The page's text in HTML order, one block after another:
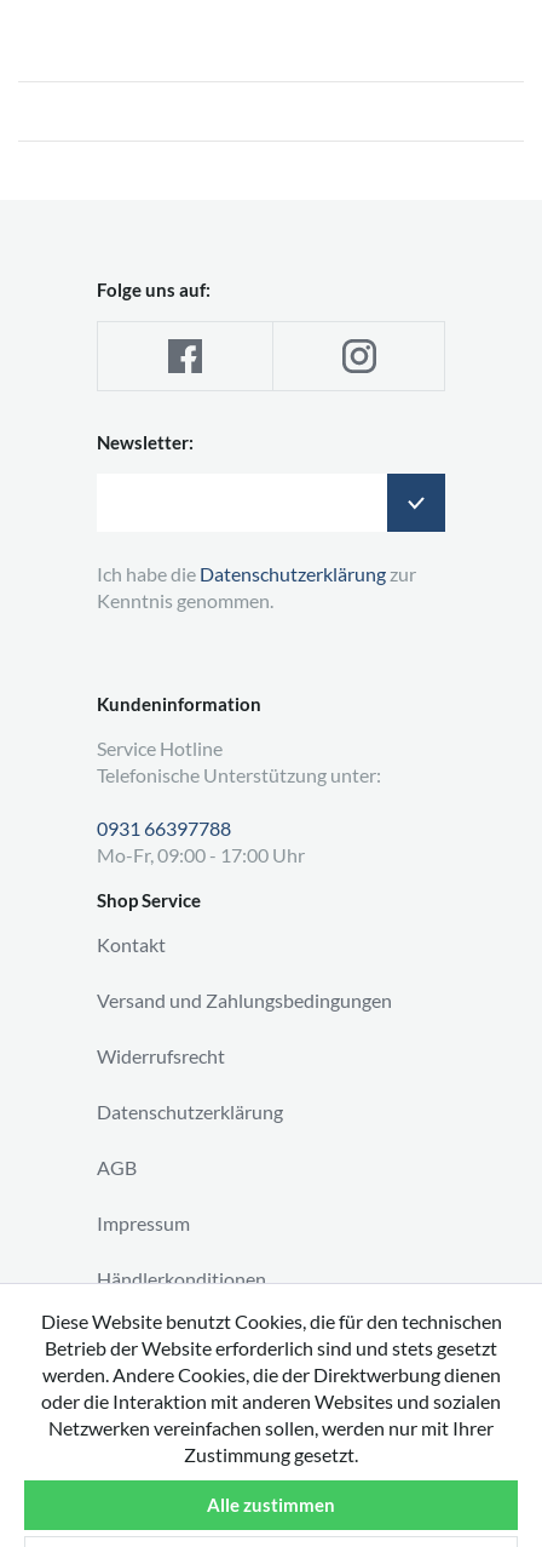
Kundeninformation
Service Hotline
Telefonische Unterstützung unter:
0931 66397788
Mo-Fr, 09:00 - 17:00 Uhr
Shop Service
Kontakt
Versand und Zahlungsbedingungen
Widerrufsrecht
Datenschutzerklärung
AGB
Impressum
Händlerkonditionen
Vertrag widerrufen
Folge uns auf:
Newsletter:
Ich habe die Datenschutzerklärung zur
Kenntnis genommen.
Diese Website benutzt Cookies, die für den technischen
Betrieb der Website erforderlich sind und stets gesetzt
werden. Andere Cookies, die der Direktwerbung dienen
oder die Interaktion mit anderen Websites und sozialen
Netzwerken vereinfachen sollen, werden nur mit Ihrer
Zustimmung gesetzt.